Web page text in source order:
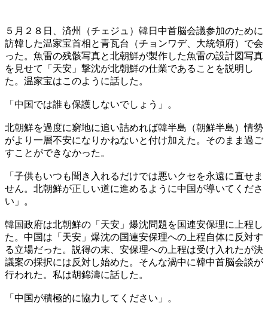
５月２８日、済州（チェジュ）韓日中首脳会議参加のために
訪韓した温家宝首相と青瓦台（チョンワデ、大統領府）で会
った。魚雷の残骸写真と北朝鮮が製作した魚雷の設計図写真
を見せて「天安」撃沈が北朝鮮の仕業であることを説明し
た。温家宝はこのように話した。
「中国では誰も保護しないでしょう」。
北朝鮮を過度に窮地に追い詰めれば韓半島（朝鮮半島）情勢
がより一層不安になりかねないと付け加えた。そのまま過ご
すことができなかった。
「子供もいつも聞き入れるだけでは悪いクセを永遠に直せま
せん。北朝鮮が正しい道に進めるように中国が導いてくださ
い」。
韓国政府は北朝鮮の「天安」爆沈問題を国連安保理に上程し
た。中国は「天安」爆沈の国連安保理への上程自体に反対す
る立場だった。説得の末、安保理への上程は受け入れたが決
議案の採択には反対し始めた。そんな渦中に韓中首脳会談が
行われた。私は胡錦濤に話した。
「中国が積極的に協力してください」。